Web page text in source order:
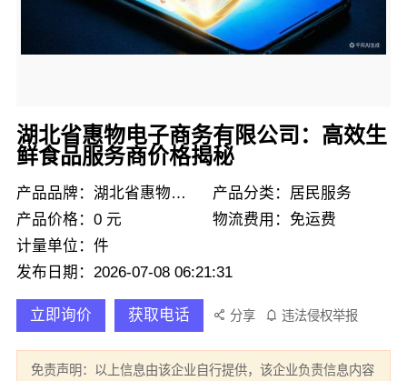
湖北省惠物电子商务有限公司：高效生
鲜食品服务商价格揭秘
产品品牌：湖北省惠物电子商务有限公司
产品分类：居民服务
产品价格：0 元
物流费用：免运费
计量单位：件
发布日期：2026-07-08 06:21:31
立即询价 获取电话 分享 违法侵权举报
免责声明：以上信息由该企业自行提供，该企业负责信息内容